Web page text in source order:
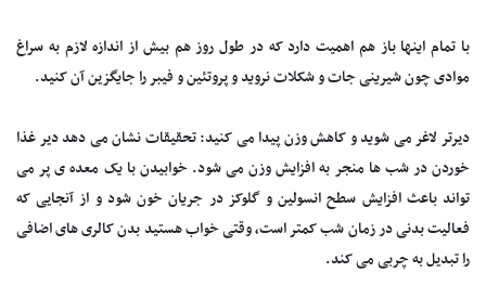
با تمام اینها باز هم اهمیت دارد که در طول روز هم بیش از اندازه لازم به سراغ
موادی چون شیرینی جات و شکلات نروید و پروتئین و فیبر را جایگزین آن کنید.
دیرتر لاغر می شوید و کاهش وزن پیدا می کنید: تحقیقات نشان می دهد دیر غذا
خوردن در شب ها منجر به افزایش وزن می شود. خوابیدن با یک معده ی پر می
تواند باعث افزایش سطح انسولین و گلوکز در جریان خون شود و از آنجایی که
فعالیت بدنی در زمان شب کمتر است، وقتی خواب هستید بدن کالری های اضافی
را تبدیل به چربی می کند.